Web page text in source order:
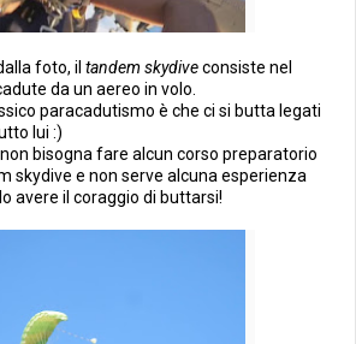
foto, il tandem skydiveconsiste nel
da un aereo in volo.
paracadutismo è che ci si butta legati
lui :)
bisogna fare alcun corso preparatorio
skydive e non serve alcuna esperienza
avere il coraggio di buttarsi!